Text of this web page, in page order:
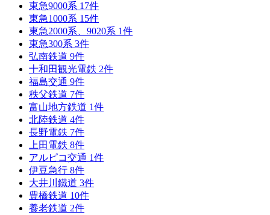
東急9000系 17件
東急1000系 15件
東急2000系、9020系 1件
東急300系 3件
弘南鉄道 9件
十和田観光電鉄 2件
福島交通 9件
秩父鉄道 7件
富山地方鉄道 1件
北陸鉄道 4件
長野電鉄 7件
上田電鉄 8件
アルピコ交通 1件
伊豆急行 8件
大井川鐵道 3件
豊橋鉄道 10件
養老鉄道 2件